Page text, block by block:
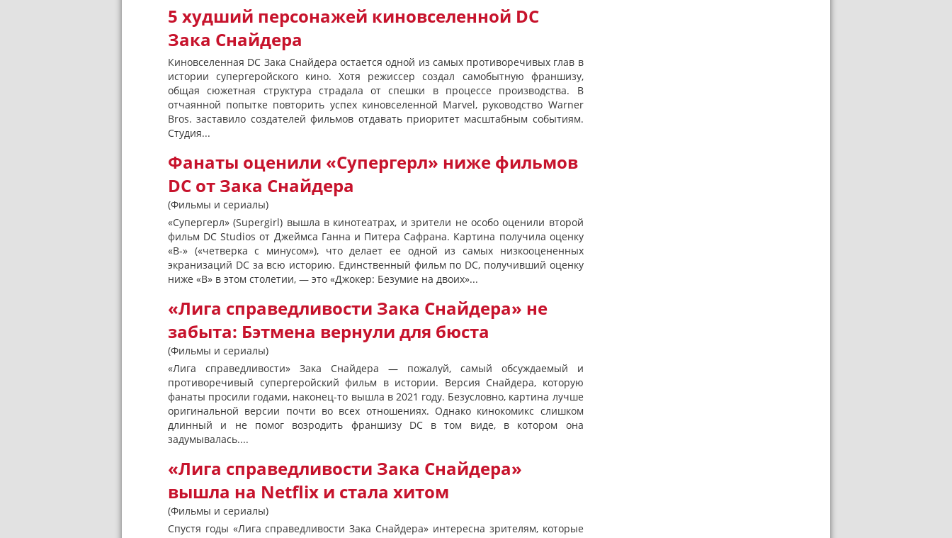
5 худший персонажей киновселенной DC
Зака Снайдера
Киновселенная DC Зака Снайдера остается одной из самых противоречивых глав в
истории супергеройского кино. Хотя режиссер создал самобытную франшизу,
общая сюжетная структура страдала от спешки в процессе производства. В
отчаянной попытке повторить успех киновселенной Marvel, руководство Warner
Bros. заставило создателей фильмов отдавать приоритет масштабным событиям.
Студия...
Фанаты оценили «Супергерл» ниже фильмов
DC от Зака Снайдера
(Фильмы и сериалы)
«Супергерл» (Supergirl) вышла в кинотеатрах, и зрители не особо оценили второй
фильм DC Studios от Джеймса Ганна и Питера Сафрана. Картина получила оценку
«B-» («четверка с минусом»), что делает ее одной из самых низкооцененных
экранизаций DC за всю историю. Единственный фильм по DC, получивший оценку
ниже «B» в этом столетии, — это «Джокер: Безумие на двоих»...
«Лига справедливости Зака ​​Снайдера» не
забыта: Бэтмена вернули для бюста
(Фильмы и сериалы)
«Лига справедливости» Зака ​​Снайдера — пожалуй, самый обсуждаемый и
противоречивый супергеройский фильм в истории. Версия Снайдера, которую
фанаты просили годами, наконец-то вышла в 2021 году. Безусловно, картина лучше
оригинальной версии почти во всех отношениях. Однако кинокомикс слишком
длинный и не помог возродить франшизу DC в том виде, в котором она
задумывалась....
«Лига справедливости Зака Снайдера»
вышла на Netflix и стала хитом
(Фильмы и сериалы)
Спустя годы «Лига справедливости Зака ​​Снайдера» интересна зрителям, которые